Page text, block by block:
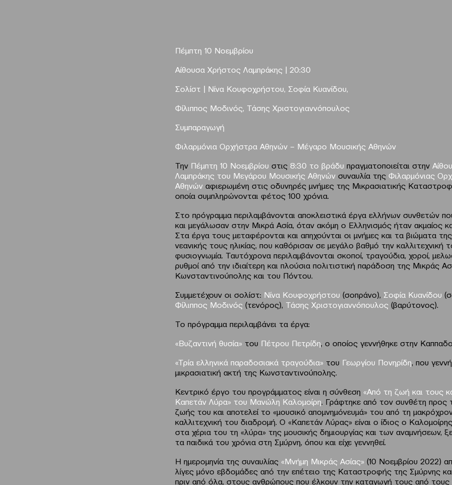
Πέμπτη 10 Νοεμβρίου
Αίθουσα Χρήστος Λαμπράκης | 20:30
Σολίστ | Νίνα Κουφοχρήστου, Σοφία Κυανίδου,
Φίλιππος Μοδινός, Τάσης Χριστογιαννόπουλος
Συμπαραγωγή
Φιλαρμόνια Ορχήστρα Αθηνών – Μέγαρο Μουσικής Αθηνών
Την Πέμπτη 10 Νοεμβρίου στις 8:30 το βράδυ πραγματοποιείται στην
Λαμπράκης του Μεγάρου Μουσικής Αθηνών συναυλία της Φιλαρμόνιας
Αθηνών αφιερωμένη στις οδυνηρές μνήμες της Μικρασιατικής
οποία συμπληρώνονται φέτος 100 χρόνια.
Στο πρόγραμμα περιλαμβάνονται αποκλειστικά έργα ελλήνων συνθετών
και μεγάλωσαν στην Μικρά Ασία, όταν ακόμη ο Ελληνισμός ήταν ακμαίος
Στα έργα τους μεταφέρονται και απηχούνται οι μνήμες και τα βιώματα της
νεανικής τους ηλικίας, που καθόρισαν σε μεγάλο βαθμό την καλλιτεχνική
φυσιογνωμία. Ταυτόχρονα περιλαμβάνονται σκοποί, τραγούδια, χοροί,
ρυθμοί από την ιδιαίτερη και πλούσια πολιτιστική παράδοση της Μικράς
Κωνσταντινούπολης και του Πόντου.
Συμμετέχουν οι σολίστ: Νίνα Κουφοχρήστου (σοπράνο), Σοφία Κυανίδου
Φίλιππος Μοδινός (τενόρος), Τάσης Χριστογιαννόπουλος (βαρύτονος).
Το πρόγραμμα περιλαμβάνει τα έργα:
«Βυζαντινή θυσία» του Πέτρου Πετρίδη , ο οποίος γεννήθηκε στην
«Τρία ελληνικά παραδοσιακά τραγούδια» του Γεωργίου Πονηρίδη , που
μικρασιατική ακτή της Κωνσταντινούπολης.
Κεντρικό έργο του προγράμματος είναι η σύνθεση «Από τη ζωή και τους
Καπετάν Λύρα» του Μανώλη Καλομοίρη . Γράφτηκε από τον συνθέτη
ζωής του και αποτελεί το «μουσικό απομνημόνευμά» του από τη
καλλιτεχνική του διαδρομή. Ο «Καπετάν Λύρας» είναι ο ίδιος ο
στα χέρια του τη «λύρα» της μουσικής δημιουργίας και των αναμνήσεων,
τα παιδικά του χρόνια στη Σμύρνη, όπου και είχε γεννηθεί.
Η ημερομηνία της συναυλίας «Μνήμη Μικράς Ασίας» (10 Νοεμβρίου 2022)
λίγες μόνο εβδομάδες από την επέτειο της Καταστροφής της Σμύρνης και
πριν από όλα, στους ανθρώπους που έλκουν την καταγωγή τους από